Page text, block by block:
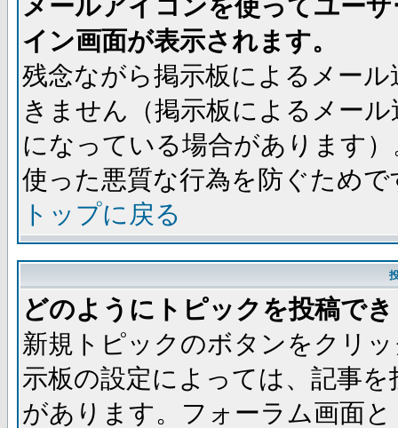
メールアイコンを使ってユー
イン画面が表示されます。
残念ながら掲示板によるメー
きません（掲示板によるメー
になっている場合があります
使った悪質な行為を防ぐためで
トップに戻る
どのようにトピックを投稿で
新規トピックのボタンをクリ
示板の設定によっては、記事
があります。フォーラム画面